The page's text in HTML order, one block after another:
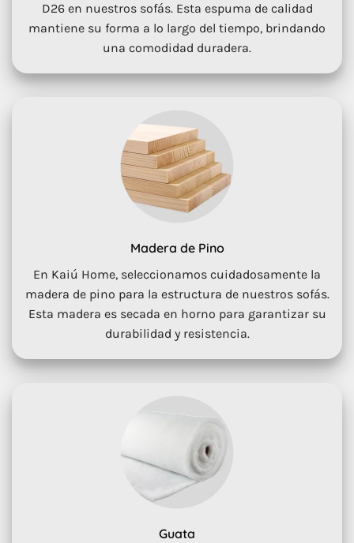
D26 en nuestros sofás. Esta espuma de calidad
mantiene su forma a lo largo del tiempo, brindando
una comodidad duradera.
Madera de Pino
En Kaiú Home, seleccionamos cuidadosamente la
madera de pino para la estructura de nuestros sofás.
Esta madera es secada en horno para garantizar su
durabilidad y resistencia.
Guata